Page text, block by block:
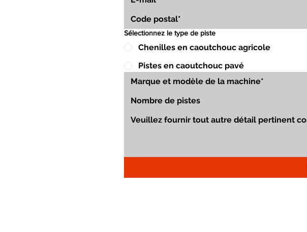
Sélectionnez le type de piste
Chenilles en caoutchouc agricole
Pistes en caoutchouc pavé